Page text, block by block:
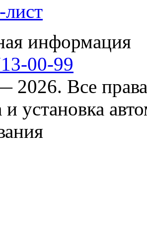
информация
00-99
2026. Все
установка